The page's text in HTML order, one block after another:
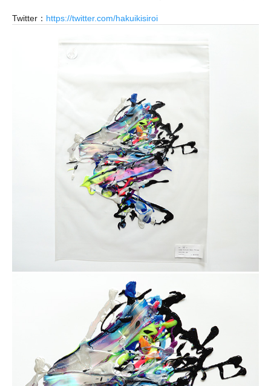
Twitter： https://twitter.com/hakuikisiroi